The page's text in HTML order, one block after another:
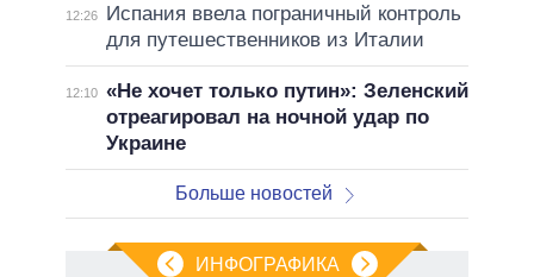
12:26
Испания ввела пограничный контроль
для путешественников из Италии
12:10 «Не хочет только путин»: Зеленский
отреагировал на ночной удар по
Украине
Больше новостей
ИНФОГРАФИКА